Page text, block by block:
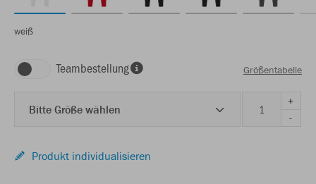
weiß
Teambestellung Größentabelle
Bitte Größe wählen
+
-
Produkt individualisieren